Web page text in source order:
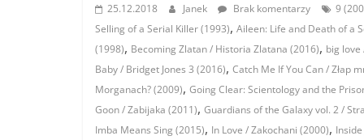
25.12.2018 Janek Brak komentarzy 9
Selling of a Serial Killer (1993), Aileen: Life and Death of a
(1998), Becoming Zlatan / Historia Zlatana (2016), big love
Baby / Bridget Jones 3 (2016), Catch Me If You Can / Złap
Morganach? (2009), Going Clear: Scientology and the
Goon / Zabijaka (2011), Guardians of the Galaxy vol. 2 /
Imba Means Sing (2015), In Love / Zakochani (2000),